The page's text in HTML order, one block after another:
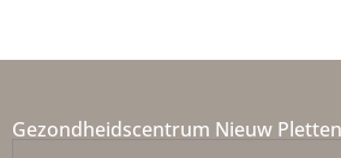
Gezondheidscentrum Nieuw